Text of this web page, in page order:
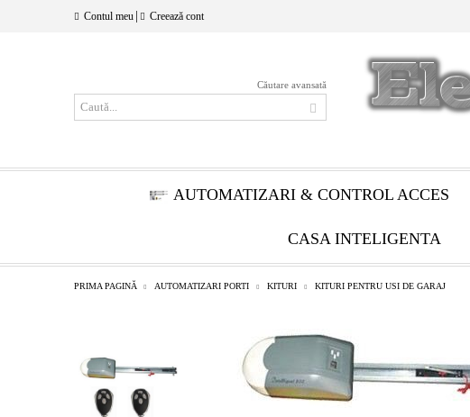
Contul meu Creează cont
Căutare avansată
AUTOMATIZARI & CONTROL ACCES
CASA INTELIGENTA
PRIMA PAGINĂ AUTOMATIZARI PORTI KITURI KITURI PENTRU USI DE GARAJ